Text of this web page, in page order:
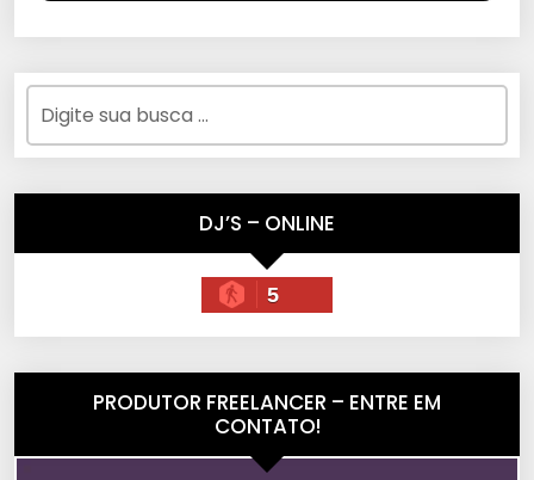
DJ’S – ONLINE
5
PRODUTOR FREELANCER – ENTRE EM
CONTATO!